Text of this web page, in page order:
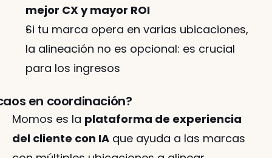
mejor CX y mayor ROI
Si tu marca opera en varias ubicaciones,
la alineación no es opcional: es crucial
para los ingresos
en coordinación?
Momos es la plataforma de experiencia
del cliente con IA que ayuda a las marcas